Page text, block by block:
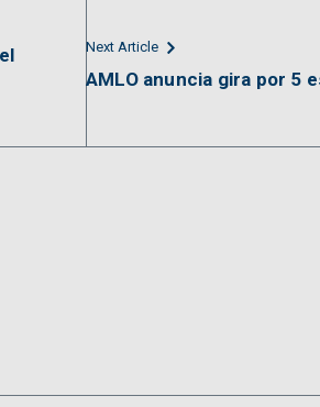
Next Article
AMLO anuncia gira por 5